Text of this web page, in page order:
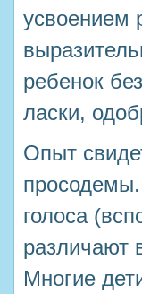
усвоением
ребенок
ласки,
Опыт
голоса
различают
Многие